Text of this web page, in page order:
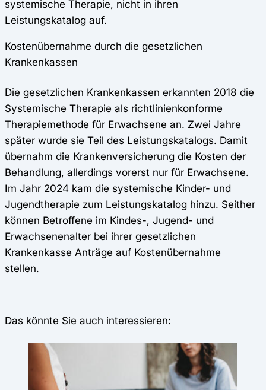
systemische Therapie, nicht in ihren
Leistungskatalog auf.
Kostenübernahme durch die gesetzlichen
Krankenkassen
Die gesetzlichen Krankenkassen erkannten 2018 die
Systemische Therapie als richtlinienkonforme
Therapie­methode für Erwachsene an. Zwei Jahre
später wurde sie Teil des Leistungskatalogs. Damit
übernahm die Krankenversicherung die Kosten der
Behandlung, allerdings vorerst nur für Erwachsene.
Im Jahr 2024 kam die systemische Kinder- und
Jugendtherapie zum Leistungskatalog hinzu. Seither
können Betroffene im Kindes-, Jugend- und
Erwachsenenalter bei ihrer gesetzlichen
Krankenkasse Anträge auf Kostenübernahme
stellen.
Das könnte Sie auch interessieren: